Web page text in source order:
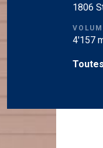
1806
4'157